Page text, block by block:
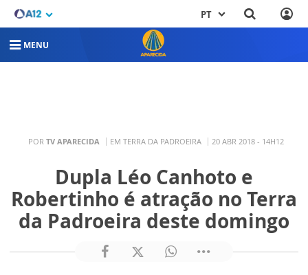
PT
MENU
POR TV APARECIDA EM TERRA DA PADROEIRA 20 ABR 2018 - 14H12
Dupla Léo Canhoto e
Robertinho é atração no Terra
da Padroeira deste domingo